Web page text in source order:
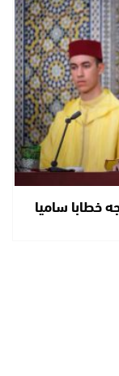
خطابا ساميا